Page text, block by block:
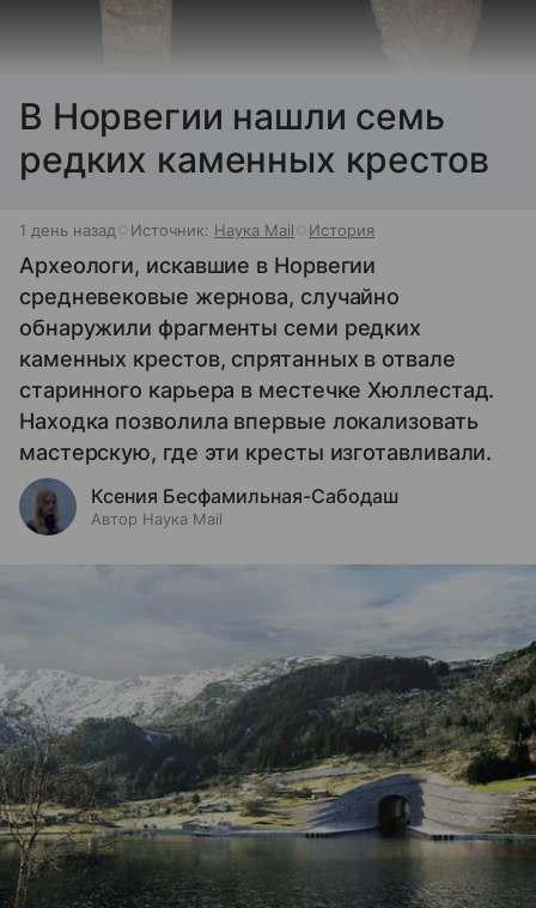
В Норвегии нашли семь
редких каменных крестов
1 день назад Источник: Наука Mail История
Археологи, искавшие в Норвегии
средневековые жернова, случайно
обнаружили фрагменты семи редких
каменных крестов, спрятанных в отвале
старинного карьера в местечке Хюллестад.
Находка позволила впервые локализовать
мастерскую, где эти кресты изготавливали.
Ксения Бесфамильная-Сабодаш
Автор Наука Mail